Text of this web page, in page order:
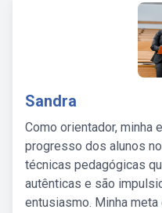
Sandra
Como orientador, minha
progresso dos alunos
técnicas pedagógicas
autênticas e são
entusiasmo. Minha